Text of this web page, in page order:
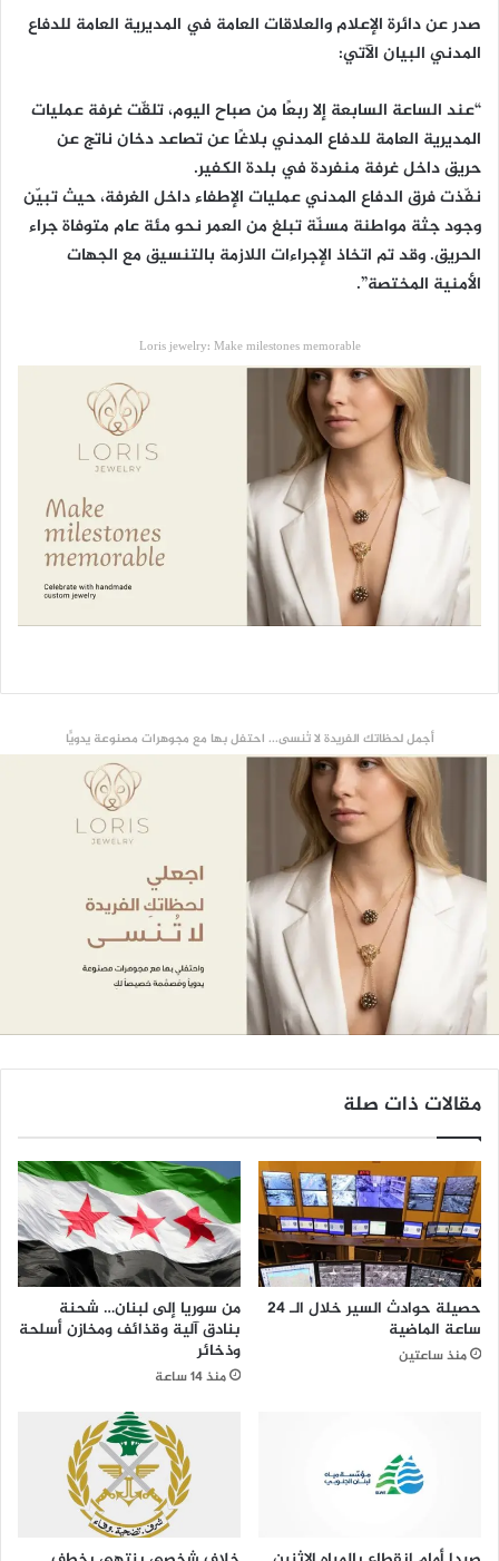
صدر عن دائرة الإعلام والعلاقات العامة في المديرية العامة للدفاع
المدني البيان الآتي:
“عند الساعة السابعة إلا ربعًا من صباح اليوم، تلقّت غرفة عمليات
المديرية العامة للدفاع المدني بلاغًا عن تصاعد دخان ناتج عن
حريق داخل غرفة منفردة في بلدة الكفير.
نفّذت فرق الدفاع المدني عمليات الإطفاء داخل الغرفة، حيث تبيّن
وجود جثة مواطنة مسنّة تبلغ من العمر نحو مئة عام متوفاة جراء
الحريق. وقد تم اتخاذ الإجراءات اللازمة بالتنسيق مع الجهات
الأمنية المختصة”.
Loris jewelry: Make milestones memorable
أجمل لحظاتك الفريدة لا تُنسى... احتفل بها مع مجوهرات مصنوعة يدويًّا
مقالات ذات صلة
حصيلة حوادث السير خلال الـ 24
ساعة الماضية
منذ ساعتين
من سوريا إلى لبنان… شحنة
بنادق آلية وقذائف ومخازن أسلحة
وذخائر
منذ 14 ساعة